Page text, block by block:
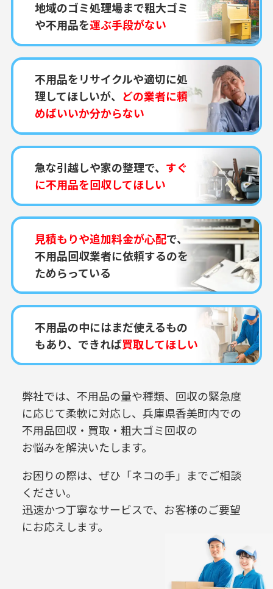
地域のゴミ処理場まで粗大ゴミ
や不用品を運ぶ手段がない
不用品をリサイクルや適切に処
理してほしいが、 どの業者に頼
めばいいか分からない
急な引越しや家の整理で、 すぐ
に不用品を回収してほしい
見積もりや追加料金が心配で、
不用品回収業者に依頼するのを
ためらっている
不用品の中にはまだ使えるもの
もあり、できれば買取してほしい
弊社では、不用品の量や種類、回収の緊急度
に応じて柔軟に対応し、 兵庫県香美町内での
不用品回収・買取・粗大ゴミ回収の
お悩みを解決いたします。
お困りの際は、ぜひ「ネコの手」までご相談
ください。
迅速かつ丁寧なサービスで、お客様のご要望
にお応えします。